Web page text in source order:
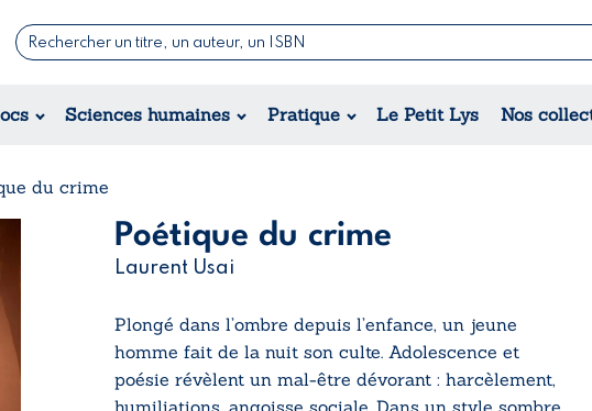
Sciences humaines Pratique Le Petit Lys Nos
/ Policier
Romance
Jeunesse
Théâtre
du crime
Poétique du crime
Laurent Usai
Plongé dans l’ombre depuis l’enfance, un jeune
homme fait de la nuit son culte. Adolescence et
poésie révèlent un mal-être dévorant : harcèlement,
humiliations, angoisse sociale. Dans un style sombre